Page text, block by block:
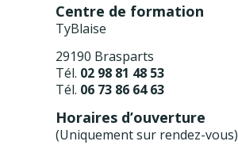
Centre de formation
TyBlaise
29190 Brasparts
Tél. 02 98 81 48 53
Tél. 06 73 86 64 63
Horaires d’ouverture
(Uniquement sur rendez-vous)